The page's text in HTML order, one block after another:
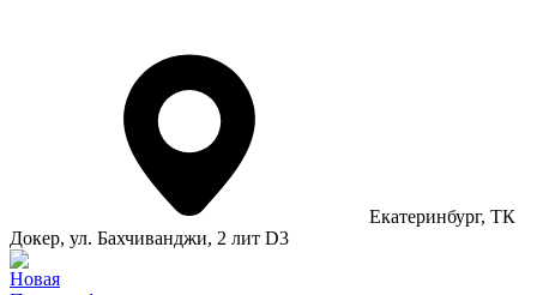
Екатеринбург, ТК
Докер, ул. Бахчиванджи, 2 лит D3